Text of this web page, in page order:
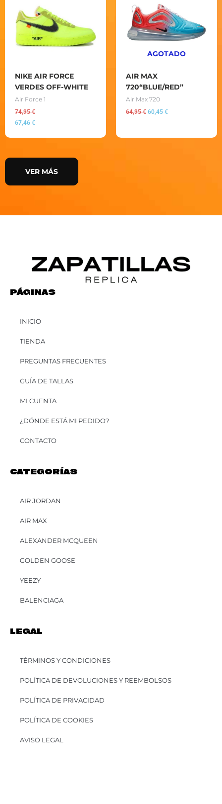
NIKE AIR FORCE
VERDES OFF-WHITE
Air Force 1
74,95€
67,46 €
AGOTADO
AIR MAX
720“BLUE/RED”
Air Max 720
64,95€
64,95 €.
60,45 €
60,45 €.
VER MÁS
PÁGINAS
INICIO
TIENDA
PREGUNTAS FRECUENTES
GUÍA DE TALLAS
MI CUENTA
¿DÓNDE ESTÁ MI PEDIDO?
CONTACTO
CATEGORÍAS
AIR JORDAN
AIR MAX
ALEXANDER MCQUEEN
GOLDEN GOOSE
YEEZY
BALENCIAGA
LEGAL
TÉRMINOS Y CONDICIONES
POLÍTICA DE DEVOLUCIONES Y REEMBOLSOS
POLÍTICA DE PRIVACIDAD
POLÍTICA DE COOKIES
AVISO LEGAL